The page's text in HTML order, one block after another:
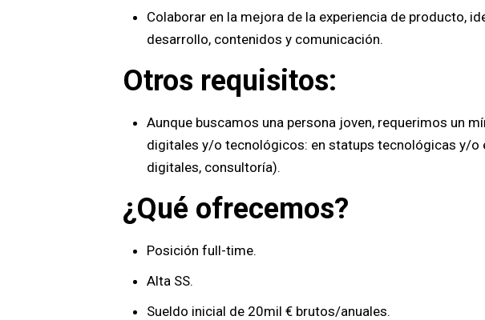
Colaborar en la mejora de la experiencia de producto,
desarrollo, contenidos y comunicación.
Otros requisitos:
Aunque buscamos una persona joven, requerimos un
digitales y/o tecnológicos: en statups tecnológicas y/
digitales, consultoría).
¿Qué ofrecemos?
Posición full-time.
Alta SS.
Sueldo inicial de 20mil € brutos/anuales.